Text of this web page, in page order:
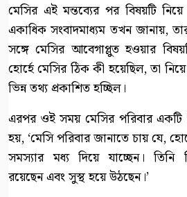
মেসির এই মন্তব্যের পর বিষয়টি
একাধিক সংবাদমাধ্যম তখন জানায়,
সঙ্গে মেসির আবেগাপ্লুত হওয়ার
হোর্হে মেসির ঠিক কী হয়েছিল, তা নিয়ে
ভিন্ন তথ্য প্রকাশিত হচ্ছিল।
এরপর ওই সময় মেসির পরিবার একটি
হয়, ‘মেসি পরিবার জানাতে চায় যে,
সমস্যার মধ্য দিয়ে যাচ্ছেন। তিনি
রয়েছেন এবং সুস্থ হয়ে উঠছেন।’